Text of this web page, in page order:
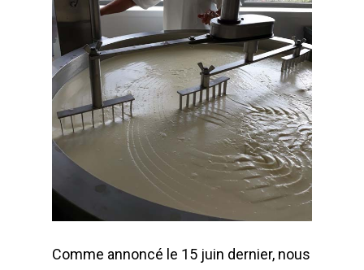
Comme annoncé le 15 juin dernier, nous